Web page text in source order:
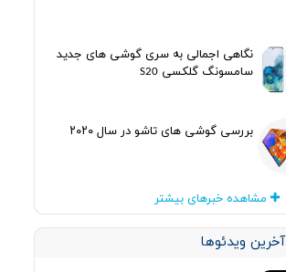
نگاهی اجمالی به سری گوشی های جدید
سامسونگ گلکسی S20
بررسی گوشی های تاشو در سال ۲۰۲۰
مشاهده خبرهای بیشتر
آخرین ویدئوها